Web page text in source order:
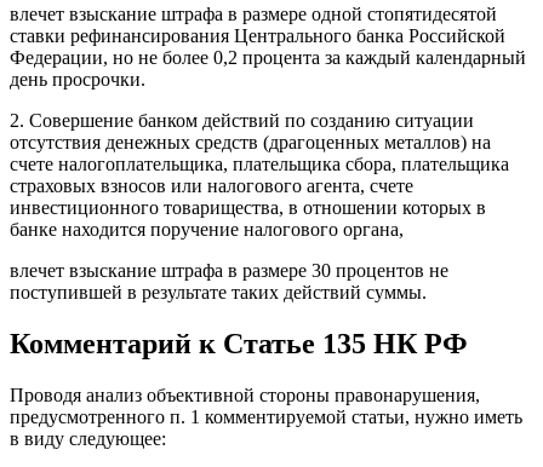
влечет взыскание штрафа в размере одной стопятидесятой
ставки рефинансирования Центрального банка Российской
Федерации, но не более 0,2 процента за каждый календарный
день просрочки.
2. Совершение банком действий по созданию ситуации
отсутствия денежных средств (драгоценных металлов) на
счете налогоплательщика, плательщика сбора, плательщика
страховых взносов или налогового агента, счете
инвестиционного товарищества, в отношении которых в
банке находится поручение налогового органа,
влечет взыскание штрафа в размере 30 процентов не
поступившей в результате таких действий суммы.
Комментарий к Статье 135 НК РФ
Проводя анализ объективной стороны правонарушения,
предусмотренного п. 1 комментируемой статьи, нужно иметь
в виду следующее: